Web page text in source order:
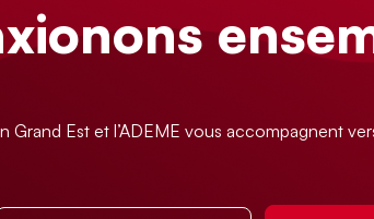
Grand Est et l’ADEME vous accompagnent